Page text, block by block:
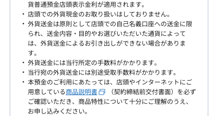
貨普通預金店頭表示金利が適用されます。
店頭での外貨現金のお取り扱いはしておりません。
外貨送金は原則として店頭での自己名義口座への送金に限
られ、送金内容・目的やお選びいただいた通貨によって
は、外貨送金によるお引き出しができない場合がありま
す。
外貨送金には当行所定の手数料がかかります。
当行宛の外貨送金には別途受取手数料がかかります。
本預金のご利用にあたっては、店頭やインターネットにご
用意している商品説明書
（契約締結前交付書面）を必ず
ご確認いただき、商品特性について十分にご理解のうえ、
お申し込みください。